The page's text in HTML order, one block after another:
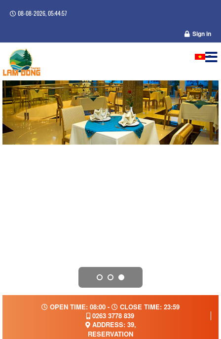
08-08-2026, 05:44:57
Sign in
OPEN TIME: 08:00 -
CLOSE TIME: 23:59
0263 3778 839
ADDRESS: 39,
RESERVATION